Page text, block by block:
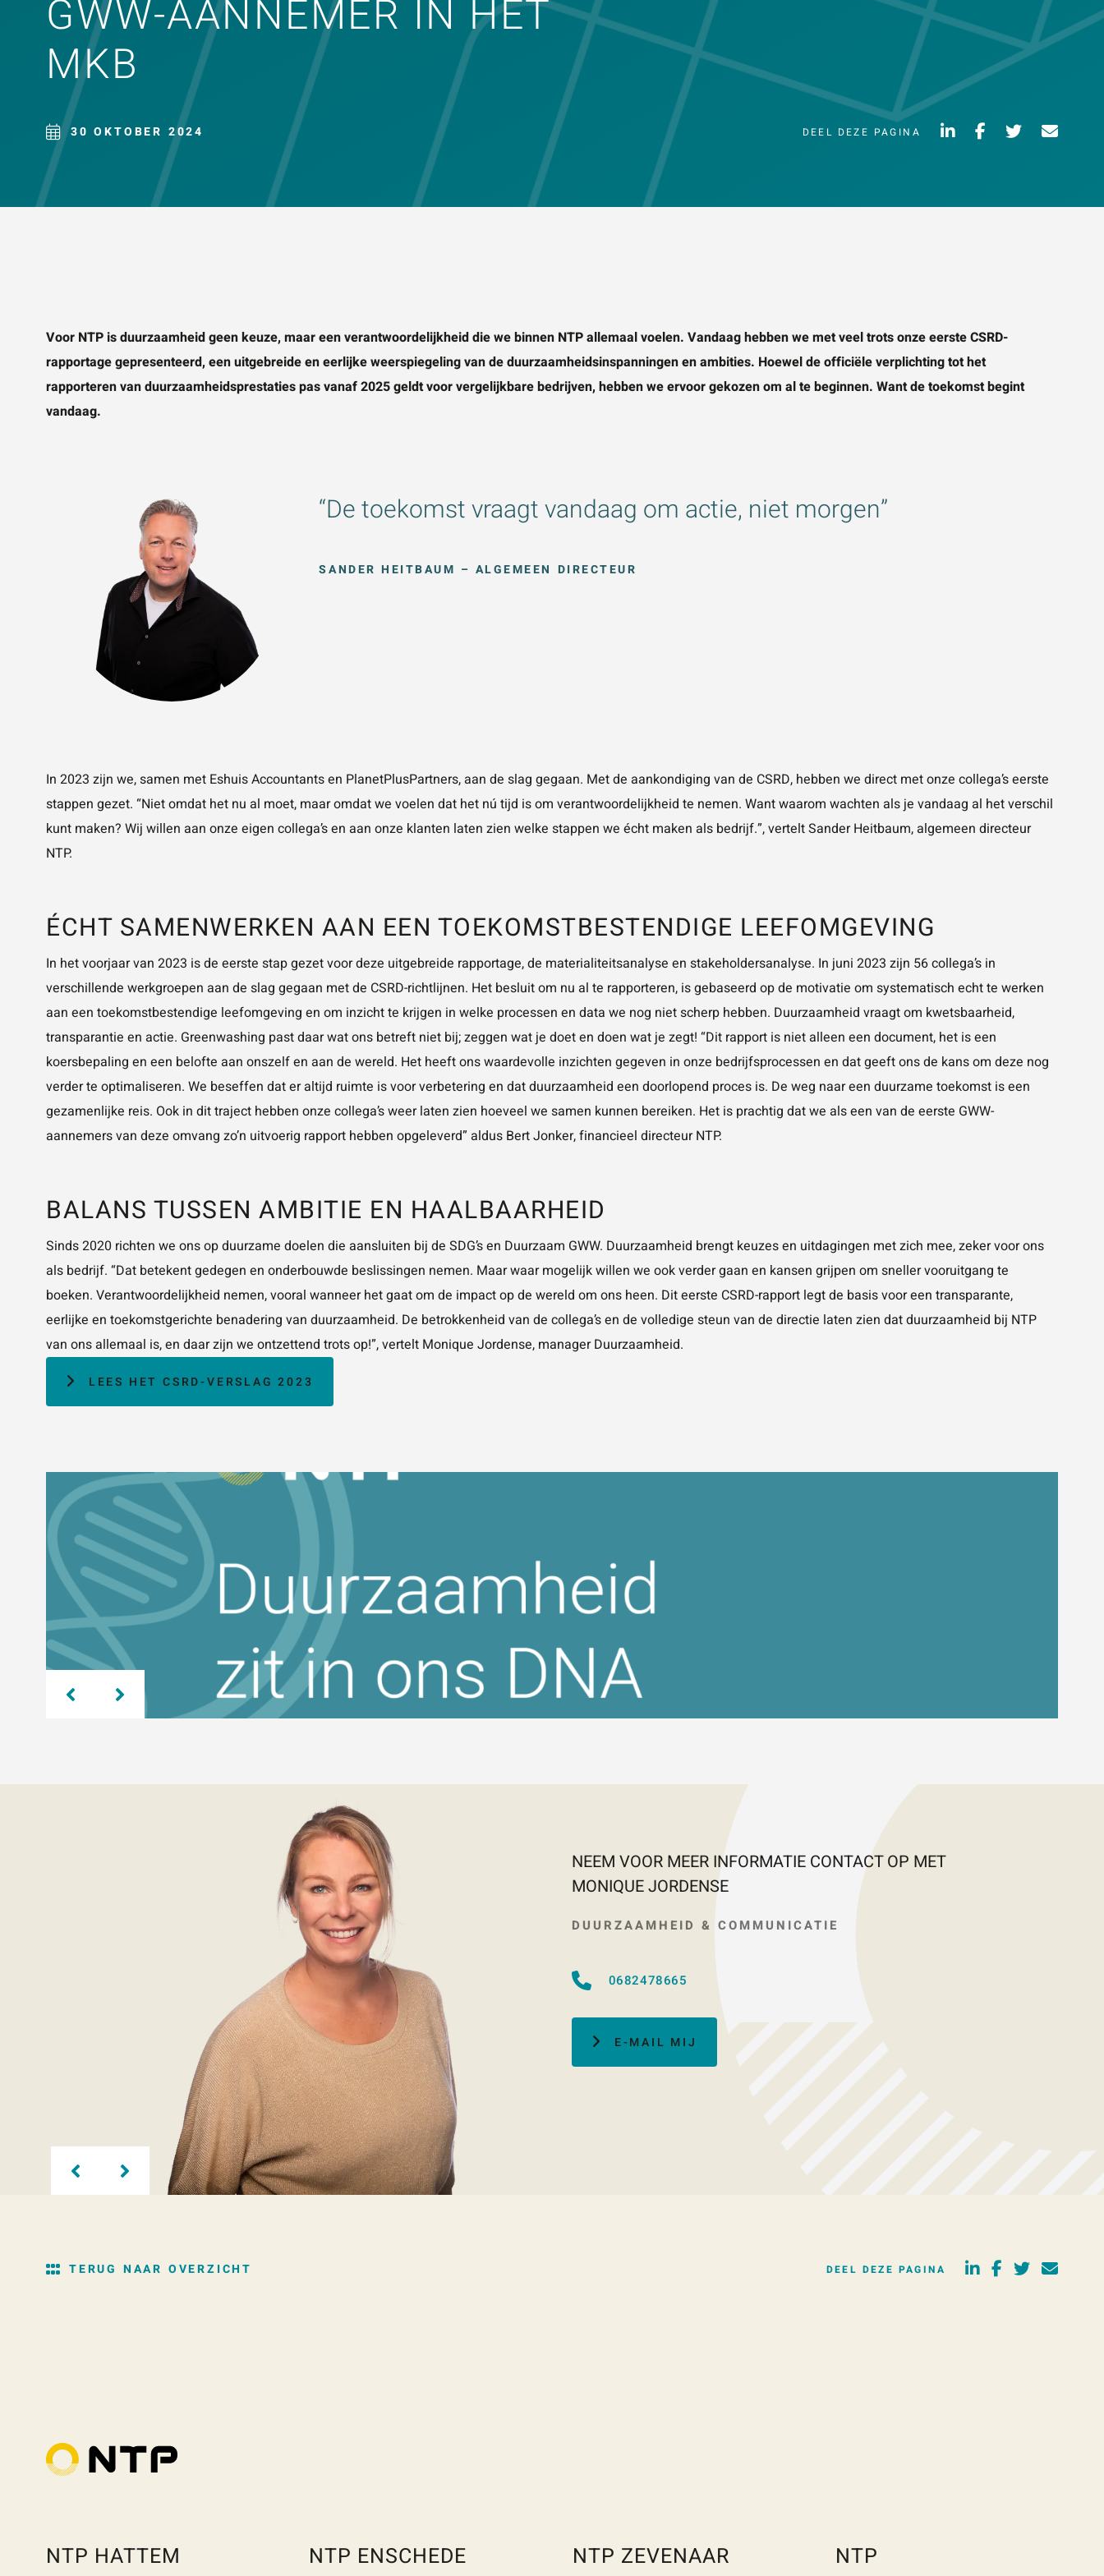
Vraag of opmerking *
Wat is 5 + 5? *
GWW-AANNEMER IN HET
MKB
30 OKTOBER 2024 DEEL DEZE PAGINA
Voor NTP is duurzaamheid geen keuze, maar een verantwoordelijkheid die we binnen NTP allemaal voelen. Vandaag hebben we met veel trots onze eerste CSRD-
rapportage gepresenteerd, een uitgebreide en eerlijke weerspiegeling van de duurzaamheidsinspanningen en ambities. Hoewel de officiële verplichting tot het
rapporteren van duurzaamheidsprestaties pas vanaf 2025 geldt voor vergelijkbare bedrijven, hebben we ervoor gekozen om al te beginnen. Want de toekomst begint
vandaag.
“De toekomst vraagt vandaag om actie, niet morgen”
SANDER HEITBAUM – ALGEMEEN DIRECTEUR
In 2023 zijn we, samen met Eshuis Accountants en PlanetPlusPartners, aan de slag gegaan. Met de aankondiging van de CSRD, hebben we direct met onze collega’s eerste
stappen gezet. “Niet omdat het nu al moet, maar omdat we voelen dat het nú tijd is om verantwoordelijkheid te nemen. Want waarom wachten als je vandaag al het verschil
kunt maken? Wij willen aan onze eigen collega’s en aan onze klanten laten zien welke stappen we écht maken als bedrijf.”, vertelt Sander Heitbaum, algemeen directeur
NTP.
ÉCHT SAMENWERKEN AAN EEN TOEKOMSTBESTENDIGE LEEFOMGEVING
In het voorjaar van 2023 is de eerste stap gezet voor deze uitgebreide rapportage, de materialiteitsanalyse en stakeholdersanalyse. In juni 2023 zijn 56 collega’s in
verschillende werkgroepen aan de slag gegaan met de CSRD-richtlijnen. Het besluit om nu al te rapporteren, is gebaseerd op de motivatie om systematisch echt te werken
aan een toekomstbestendige leefomgeving en om inzicht te krijgen in welke processen en data we nog niet scherp hebben. Duurzaamheid vraagt om kwetsbaarheid,
transparantie en actie. Greenwashing past daar wat ons betreft niet bij; zeggen wat je doet en doen wat je zegt! “Dit rapport is niet alleen een document, het is een
koersbepaling en een belofte aan onszelf en aan de wereld. Het heeft ons waardevolle inzichten gegeven in onze bedrijfsprocessen en dat geeft ons de kans om deze nog
verder te optimaliseren. We beseffen dat er altijd ruimte is voor verbetering en dat duurzaamheid een doorlopend proces is. De weg naar een duurzame toekomst is een
gezamenlijke reis. Ook in dit traject hebben onze collega’s weer laten zien hoeveel we samen kunnen bereiken. Het is prachtig dat we als een van de eerste GWW-
aannemers van deze omvang zo’n uitvoerig rapport hebben opgeleverd” aldus Bert Jonker, financieel directeur NTP.
BALANS TUSSEN AMBITIE EN HAALBAARHEID
Sinds 2020 richten we ons op duurzame doelen die aansluiten bij de SDG’s en Duurzaam GWW. Duurzaamheid brengt keuzes en uitdagingen met zich mee, zeker voor ons
als bedrijf. “Dat betekent gedegen en onderbouwde beslissingen nemen. Maar waar mogelijk willen we ook verder gaan en kansen grijpen om sneller vooruitgang te
boeken. Verantwoordelijkheid nemen, vooral wanneer het gaat om de impact op de wereld om ons heen. Dit eerste CSRD-rapport legt de basis voor een transparante,
eerlijke en toekomstgerichte benadering van duurzaamheid. De betrokkenheid van de collega’s en de volledige steun van de directie laten zien dat duurzaamheid bij NTP
van ons allemaal is, en daar zijn we ontzettend trots op!”, vertelt Monique Jordense, manager Duurzaamheid.
LEES HET CSRD-VERSLAG 2023
NEEM VOOR MEER INFORMATIE CONTACT OP MET
MONIQUE JORDENSE
DUURZAAMHEID & COMMUNICATIE
0682478665
E-MAIL MIJ
TERUG NAAR OVERZICHT DEEL DEZE PAGINA
NTP HATTEM NTP ENSCHEDE NTP ZEVENAAR
NTP